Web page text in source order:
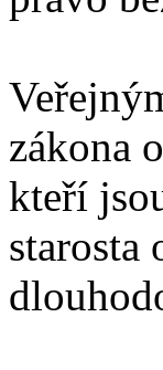
zákona
kteří
starosta